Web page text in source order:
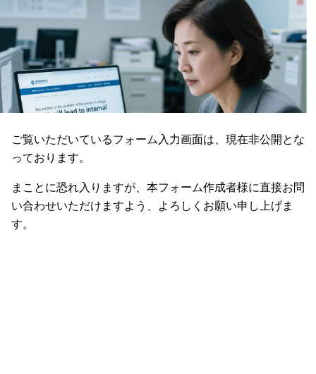
ご覧いただいているフォーム入力画面は、現在非公開とな
っております。
まことに恐れ入りますが、本フォーム作成者様に直接お問
い合わせいただけますよう、よろしくお願い申し上げま
す。